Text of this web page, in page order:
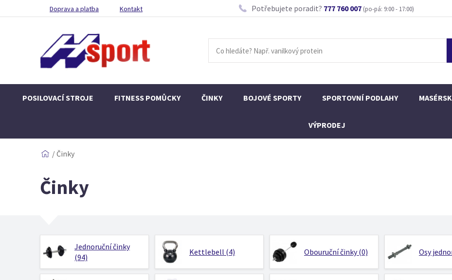
Doprava a platba Kontakt Potřebujete poradit? 777 760 007 (po-pá: 9:00 - 17:00)
POSILOVACÍ STROJE FITNESS POMŮCKY ČINKY BOJOVÉ SPORTY SPORTOVNÍ PODLAHY
VÝPRODEJ
/ Činky
Činky
Jednoruční činky
(94)
Kettlebell (4) Obouruční činky (0) Osy